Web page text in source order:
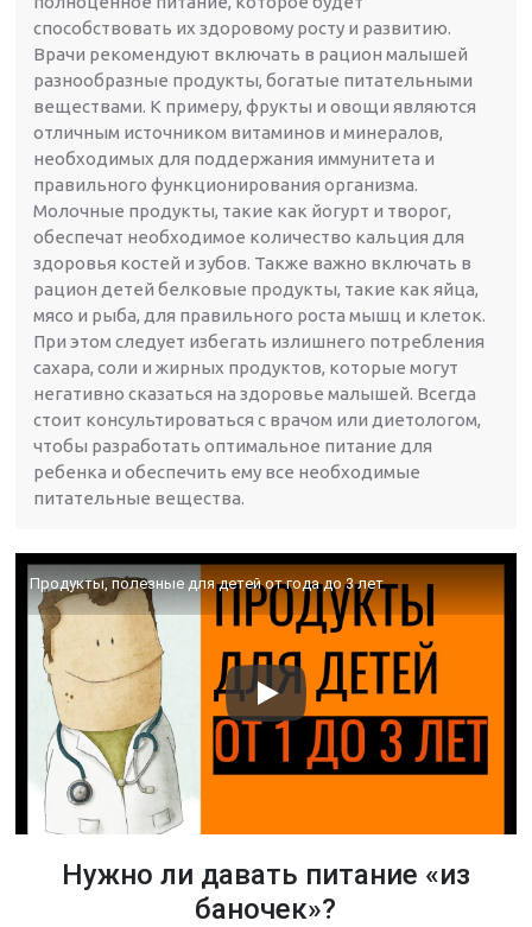
способствовать их здоровому росту и развитию.
Врачи рекомендуют включать в рацион малышей
разнообразные продукты, богатые питательными
веществами. К примеру, фрукты и овощи являются
отличным источником витаминов и минералов,
необходимых для поддержания иммунитета и
правильного функционирования организма.
Молочные продукты, такие как йогурт и творог,
обеспечат необходимое количество кальция для
здоровья костей и зубов. Также важно включать в
рацион детей белковые продукты, такие как яйца,
мясо и рыба, для правильного роста мышц и клеток.
При этом следует избегать излишнего потребления
сахара, соли и жирных продуктов, которые могут
негативно сказаться на здоровье малышей. Всегда
стоит консультироваться с врачом или диетологом,
чтобы разработать оптимальное питание для
ребенка и обеспечить ему все необходимые
питательные вещества.
Продукты, полезные для детей от года до 3 лет
Нужно ли давать питание «из
баночек»?